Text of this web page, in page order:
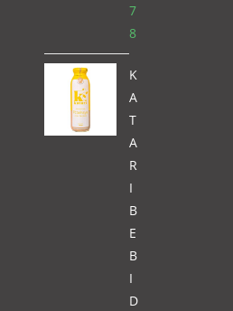
7
8
K
A
T
A
R
I
B
E
B
I
D